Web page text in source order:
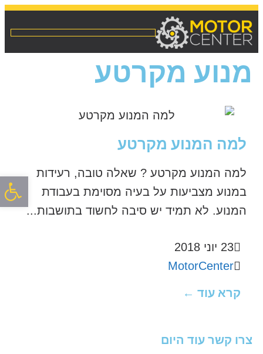
פתח
מנוע מקרטע
למה המנוע מקרטע
למה המנוע מקרטע ? שאלה טובה, רעידות
במנוע מצביעות על בעיה מסוימת בעבודת
המנוע. לא תמיד יש סיבה לחשוד בתושבות...
23 יוני 2018
MotorCenter
קרא עוד ←
צרו קשר עוד היום